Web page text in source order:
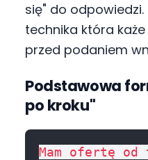
się" do
technika która każe
przed podaniem
Podstawowa
po kroku"
Mam ofertę od